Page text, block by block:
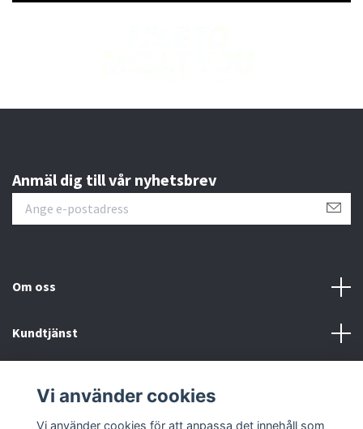
Anmäl dig till vår nyhetsbrev
Om oss
Kundtjänst
Sociala medier
Vi använder cookies
Vi använder cookies för att anpassa det innehåll som